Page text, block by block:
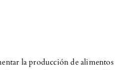
la producción de alimentos